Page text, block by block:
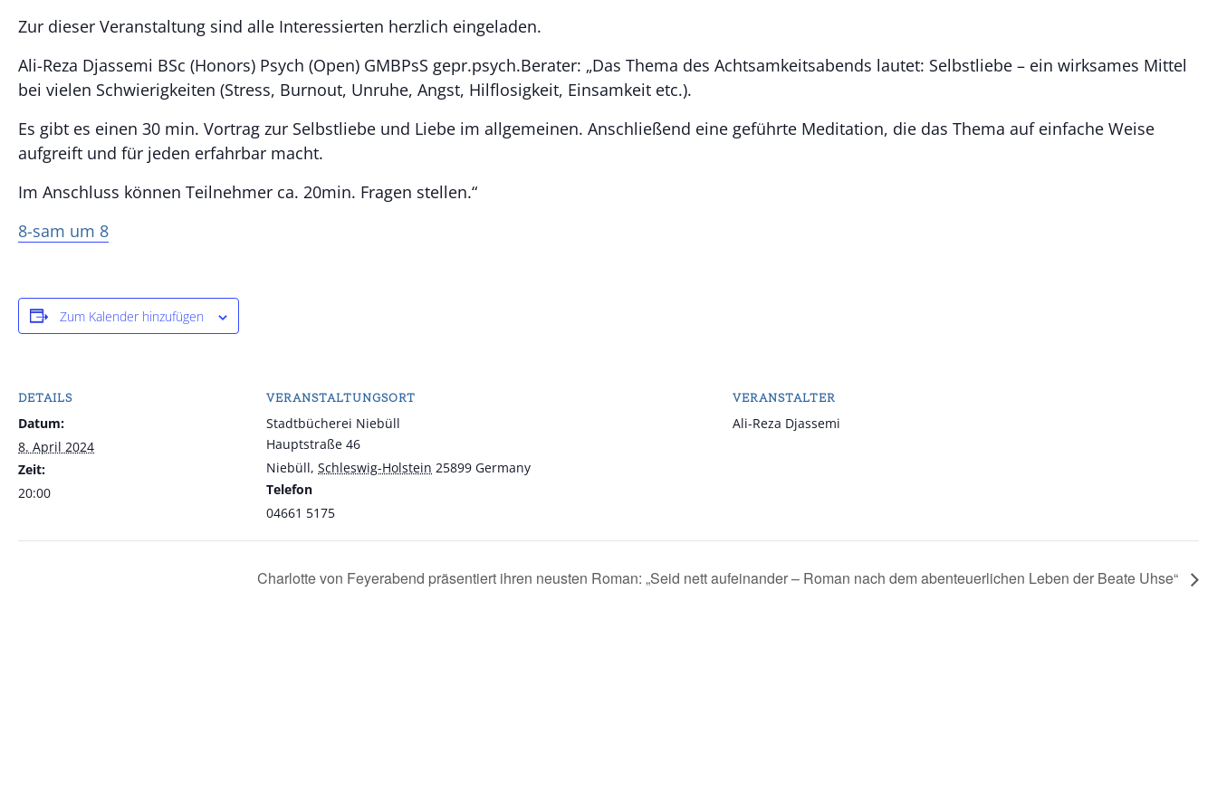
Zur dieser Veranstaltung sind alle Interessierten herzlich eingeladen.
Ali-Reza Djassemi BSc (Honors) Psych (Open) GMBPsS gepr.psych.Berater: „Das Thema des Achtsamkeitsabends lautet: Selbstliebe – ein wirksames Mittel
bei vielen Schwierigkeiten (Stress, Burnout, Unruhe, Angst, Hilflosigkeit, Einsamkeit etc.).
Es gibt es einen 30 min. Vortrag zur Selbstliebe und Liebe im allgemeinen. Anschließend eine geführte Meditation, die das Thema auf einfache Weise
aufgreift und für jeden erfahrbar macht.
Im Anschluss können Teilnehmer ca. 20min. Fragen stellen.“
8-sam um 8
Zum Kalender hinzufügen
DETAILS
Datum:
8. April 2024
Zeit:
20:00
VERANSTALTUNGSORT
Stadtbücherei Niebüll
Hauptstraße 46
Niebüll, Schleswig-Holstein 25899 Germany
Telefon
04661 5175
VERANSTALTER
Ali-Reza Djassemi
Charlotte von Feyerabend präsentiert ihren neusten Roman: „Seid nett aufeinander – Roman nach dem abenteuerlichen Leben der Beate Uhse“